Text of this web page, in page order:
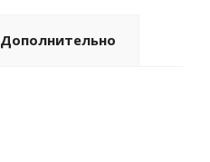
Дополнительно